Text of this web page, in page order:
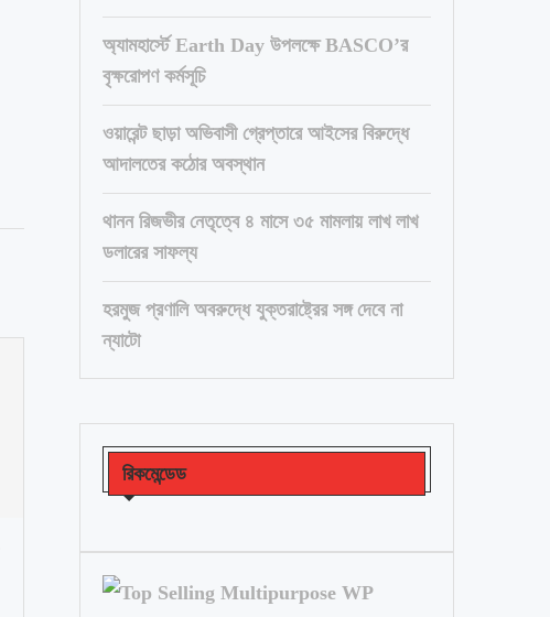
অ্যামহার্স্টে Earth Day উপলক্ষে BASCO’র
বৃক্ষরোপণ কর্মসূচি
ওয়ারেন্ট ছাড়া অভিবাসী গ্রেপ্তারে আইসের বিরুদ্ধে
আদালতের কঠোর অবস্থান
থানন রিজভীর নেতৃত্বে ৪ মাসে ৩৫ মামলায় লাখ লাখ
ডলারের সাফল্য
হরমুজ প্রণালি অবরুদ্ধে যুক্তরাষ্ট্রের সঙ্গ দেবে না
ন্যাটো
রিকমেন্ডেড